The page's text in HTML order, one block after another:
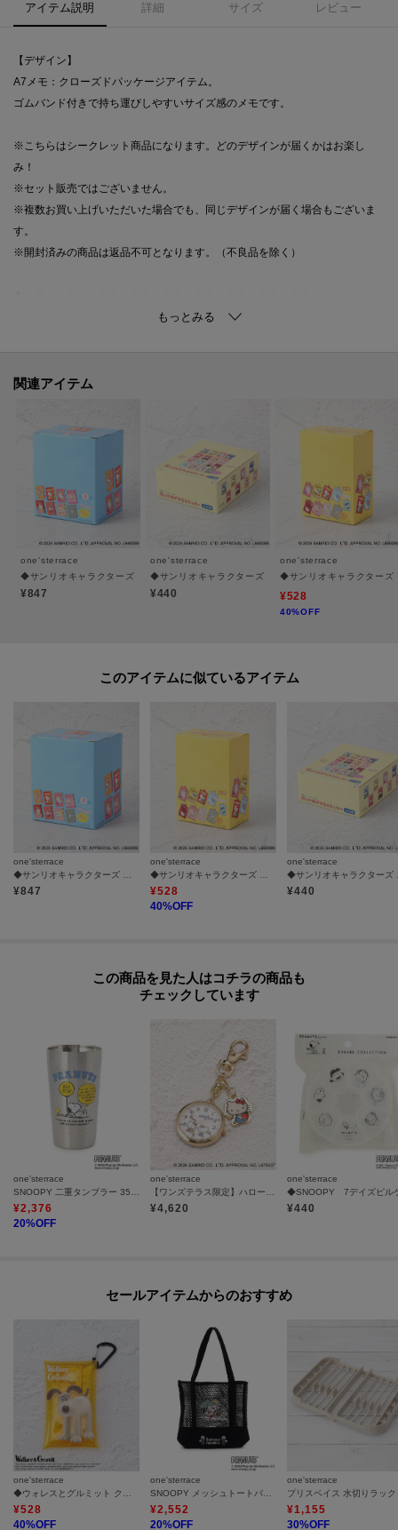
アイテム説明 詳細 サイズ レビュー
【デザイン】
A7メモ：クローズドパッケージアイテム。
ゴムバンド付きで持ち運びしやすいサイズ感のメモです。
※こちらはシークレット商品になります。どのデザインが届くかはお楽し
み！
※セット販売ではございません。
※複数お買い上げいただいた場合でも、同じデザインが届く場合もございま
す。
※開封済みの商品は返品不可となります。（不良品を除く）
気になるアイテムはお気に入り登録がおすすめ！
※照明の関係により、実際よりも色味が違って見える場合があります。ま
た、パソコン・スマートフォンなどの環境により、若干製品と画像のカラー
関連アイテム
one'sterrace
◆サンリオキャラクターズ シークレットミニポーチ いちご新聞
¥847
one'sterrace
◆サンリオキャラクターズ シークレットステッカー いち
¥440
one'sterrace
◆サンリオキャラクターズ
¥528
40%OFF
このアイテムに似ているアイテム
one'sterrace
¥847
one'sterrace
¥528
40%OFF
one'sterrace
¥440
この商品を見た人はコチラの商品も
チェックしています
one'sterrace
SNOOPY 二重タンブラー 350ml
¥2,376
20%OFF
one'sterrace
【ワンズテラス限定】ハローキティ チャーム付き ウォッチ
¥4,620
one'sterrace
¥440
セールアイテムからのおすすめ
one'sterrace
¥528
40%OFF
one'sterrace
¥2,552
20%OFF
one'sterrace
プリスベイス 水切りラック
¥1,155
30%OFF